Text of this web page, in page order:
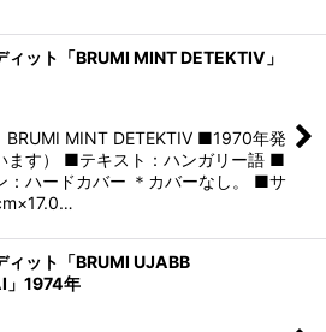
ィット「BRUMI MINT DETEKTIV」
MINT DETEKTIV ■1970年発
ます） ■テキスト：ハンガリー語 ■
：ハードカバー ＊カバーなし。 ■サ
ィット「BRUMI UJABB
」1974年